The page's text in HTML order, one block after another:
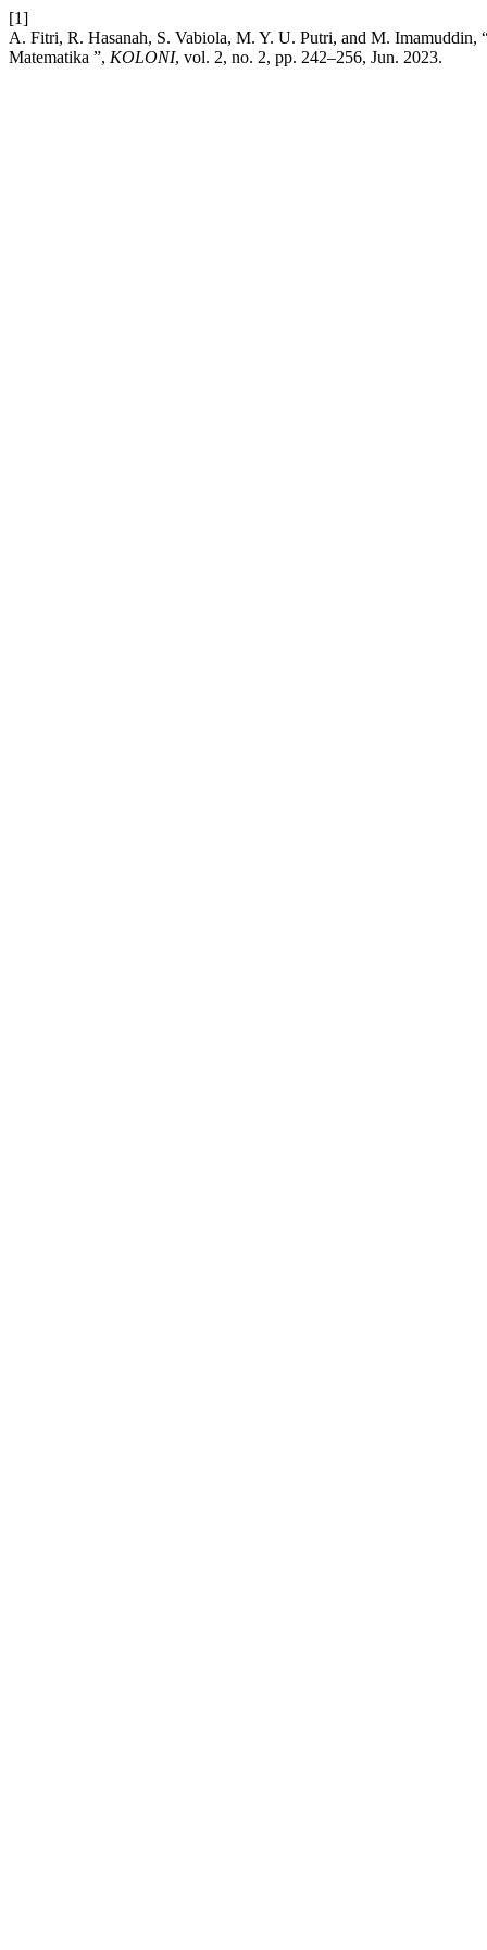
[1]
A. Fitri, R. Hasanah, S. Vabiola, M. Y. U. Putri, and M. Imamuddin,
Matematika ”, KOLONI, vol. 2, no. 2, pp. 242–256, Jun. 2023.